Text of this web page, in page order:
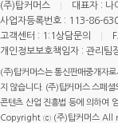
(주)탑커머스 대표자 : 나
사업자등록번호 : 113-86-
고객센터 : 1:1상담문의
개인정보보호책임자 : 관리
(주)탑커머스는 통신판매중개자
지 않습니다. (주)탑커머스 스페
콘텐츠 산업 진흥법 등에 의하여
Copyright ⓒ (주)탑커머스 All